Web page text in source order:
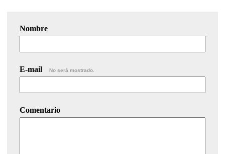
Nombre
E-mail No será mostrado.
Comentario